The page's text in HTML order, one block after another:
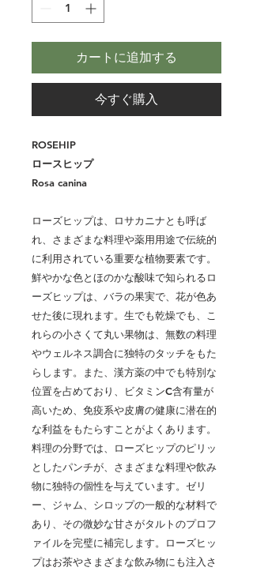
カートに追加する
今すぐ購入
ROSEHIP
ロースヒップ
Rosa canina
ローズヒップは、ロサカニナとも呼ば
れ、さまざまな料理や薬用用途で伝統的
に利用されている重要な植物要素です。
鮮やかな色とほのかな酸味で知られるロ
ーズヒップは、バラの果実で、花が色あ
せた後に現れます。生でも乾燥でも、こ
れらの小さくて丸い果物は、無数の料理
やウェルネス調合に独特のタッチをもた
らします。また、漢方薬の中でも特別な
位置を占めており、ビタミンC含有量が
高いため、免疫系や皮膚の健康に潜在的
な利益をもたらすことがよくあります。
料理の分野では、ローズヒップのピリッ
としたパンチが、さまざまな料理や飲み
物に独特の個性を与えています。ゼリ
ー、ジャム、シロップの一般的な材料で
あり、その微妙な甘さがタルトのプロフ
ァイルを完璧に補完します。ローズヒッ
プはお茶やさまざまな飲み物にも注入さ